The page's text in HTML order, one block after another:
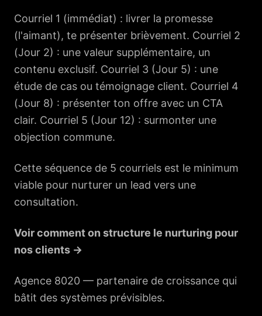
Courriel 1 (immédiat) : livrer la promesse
(l'aimant), te présenter brièvement. Courriel 2
(Jour 2) : une valeur supplémentaire, un
contenu exclusif. Courriel 3 (Jour 5) : une
étude de cas ou témoignage client. Courriel 4
(Jour 8) : présenter ton offre avec un CTA
clair. Courriel 5 (Jour 12) : surmonter une
objection commune.
Cette séquence de 5 courriels est le minimum
viable pour nurturer un lead vers une
consultation.
Voir comment on structure le nurturing pour
nos clients →
Agence 8020 — partenaire de croissance qui
bâtit des systèmes prévisibles.